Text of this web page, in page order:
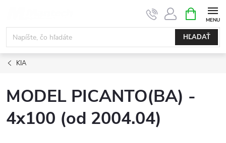
obsah
HĽADAŤ
KOŠÍK
KIA
MODEL PICANTO(BA) -
4x100 (od 2004.04)